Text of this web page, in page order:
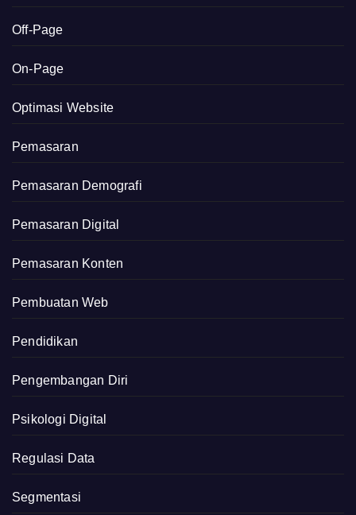
Off-Page
On-Page
Optimasi Website
Pemasaran
Pemasaran Demografi
Pemasaran Digital
Pemasaran Konten
Pembuatan Web
Pendidikan
Pengembangan Diri
Psikologi Digital
Regulasi Data
Segmentasi